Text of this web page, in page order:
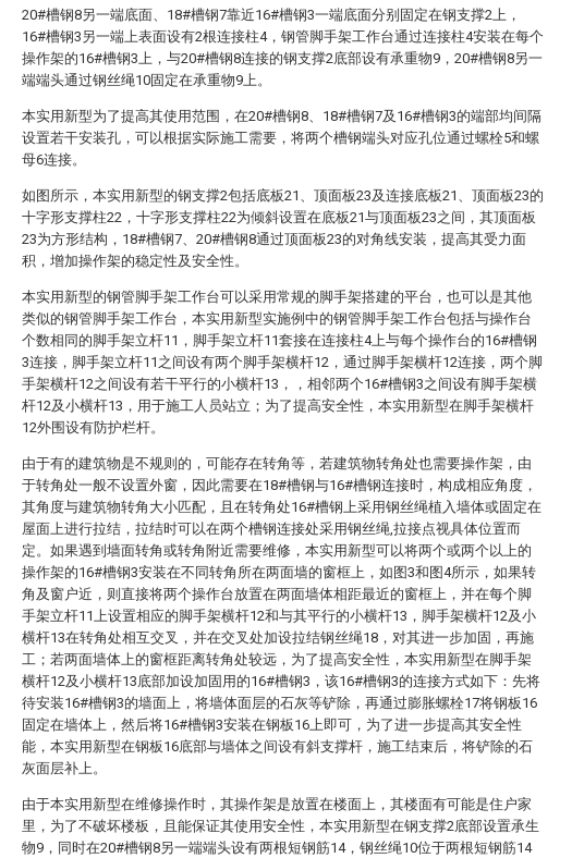
20#槽钢8另一端底面、18#槽钢7靠近16#槽钢3一端底面分别固定在钢支撑2上，
16#槽钢3另一端上表面设有2根连接柱4，钢管脚手架工作台通过连接柱4安装在每个
操作架的16#槽钢3上，与20#槽钢8连接的钢支撑2底部设有承重物9，20#槽钢8另一
端端头通过钢丝绳10固定在承重物9上。
本实用新型为了提高其使用范围，在20#槽钢8、18#槽钢7及16#槽钢3的端部均间隔
设置若干安装孔，可以根据实际施工需要，将两个槽钢端头对应孔位通过螺栓5和螺
母6连接。
如图所示，本实用新型的钢支撑2包括底板21、顶面板23及连接底板21、顶面板23的
十字形支撑柱22，十字形支撑柱22为倾斜设置在底板21与顶面板23之间，其顶面板
23为方形结构，18#槽钢7、20#槽钢8通过顶面板23的对角线安装，提高其受力面
积，增加操作架的稳定性及安全性。
本实用新型的钢管脚手架工作台可以采用常规的脚手架搭建的平台，也可以是其他
类似的钢管脚手架工作台，本实用新型实施例中的钢管脚手架工作台包括与操作台
个数相同的脚手架立杆11，脚手架立杆11套接在连接柱4上与每个操作台的16#槽钢
3连接，脚手架立杆11之间设有两个脚手架横杆12，通过脚手架横杆12连接，两个脚
手架横杆12之间设有若干平行的小横杆13，，相邻两个16#槽钢3之间设有脚手架横
杆12及小横杆13，用于施工人员站立；为了提高安全性，本实用新型在脚手架横杆
12外围设有防护栏杆。
由于有的建筑物是不规则的，可能存在转角等，若建筑物转角处也需要操作架，由
于转角处一般不设置外窗，因此需要在18#槽钢与16#槽钢连接时，构成相应角度，
其角度与建筑物转角大小匹配，且在转角处16#槽钢上采用钢丝绳植入墙体或固定在
屋面上进行拉结，拉结时可以在两个槽钢连接处采用钢丝绳,拉接点视具体位置而
定。如果遇到墙面转角或转角附近需要维修，本实用新型可以将两个或两个以上的
操作架的16#槽钢3安装在不同转角所在两面墙的窗框上，如图3和图4所示，如果转
角及窗户近，则直接将两个操作台放置在两面墙体相距最近的窗框上，并在每个脚
手架立杆11上设置相应的脚手架横杆12和与其平行的小横杆13，脚手架横杆12及小
横杆13在转角处相互交叉，并在交叉处加设拉结钢丝绳18，对其进一步加固，再施
工；若两面墙体上的窗框距离转角处较远，为了提高安全性，本实用新型在脚手架
横杆12及小横杆13底部加设加固用的16#槽钢3，该16#槽钢3的连接方式如下：先将
待安装16#槽钢3的墙面上，将墙体面层的石灰等铲除，再通过膨胀螺栓17将钢板16
固定在墙体上，然后将16#槽钢3安装在钢板16上即可，为了进一步提高其安全性
能，本实用新型在钢板16底部与墙体之间设有斜支撑杆，施工结束后，将铲除的石
灰面层补上。
由于本实用新型在维修操作时，其操作架是放置在楼面上，其楼面有可能是住户家
里，为了不破坏楼板，且能保证其使用安全性，本实用新型在钢支撑2底部设置承生
物9，同时在20#槽钢8另一端端头设有两根短钢筋14，钢丝绳10位于两根短钢筋14